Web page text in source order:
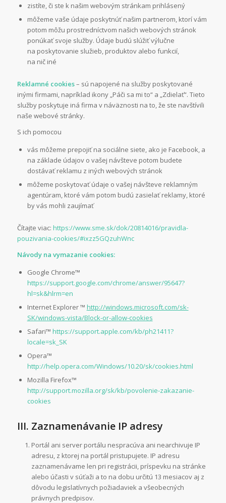
zistíte, či ste k našim webovým stránkam prihlásený
môžeme vaše údaje poskytnúť našim partnerom, ktorí vám
potom môžu prostredníctvom našich webových stránok
ponúkať svoje služby. Údaje budú slúžiť výlučne
na poskytovanie služieb, produktov alebo funkcií,
na nič iné
Reklamné cookies– sú napojené na služby poskytované
inými firmami, napríklad ikony „Páči sa mi to“ a „Zdielať“. Tieto
služby poskytuje iná firma v náväznosti na to, že ste navštívili
naše webové stránky.
S ich pomocou
vás môžeme prepojiť na sociálne siete, ako je Facebook, a
na základe údajov o vašej návšteve potom budete
dostávať reklamu z iných webových stránok
môžeme poskytovať údaje o vašej návšteve reklamným
agentúram, ktoré vám potom budú zasielať reklamy, ktoré
by vás mohli zaujímať
Čítajte viac: https://www.sme.sk/dok/20814016/pravidla-
pouzivania-cookies/#ixzz5GQzuhWnc
Návody na vymazanie cookies:
Google Chrome™
https://support.google.com/chrome/answer/95647?
hl=sk&hlrm=en
Internet Explorer ™ http://windows.microsoft.com/sk-
SK/windows-vista/Block-or-allow-cookies
Safari™ https://support.apple.com/kb/ph21411?
locale=sk_SK
Opera™
http://help.opera.com/Windows/10.20/sk/cookies.html
Mozilla Firefox™
http://support.mozilla.org/sk/kb/povolenie-zakazanie-
cookies
III. Zaznamenávanie IP adresy
Portál ani server portálu nespracúva ani nearchivuje IP
adresu, z ktorej na portál pristupujete. IP adresu
zaznamenávame len pri registrácii, príspevku na stránke
alebo účasti v súťaži a to na dobu určitú 13 mesiacov aj z
dôvodu legislatívnych požiadaviek a všeobecných
právnych predpisov.